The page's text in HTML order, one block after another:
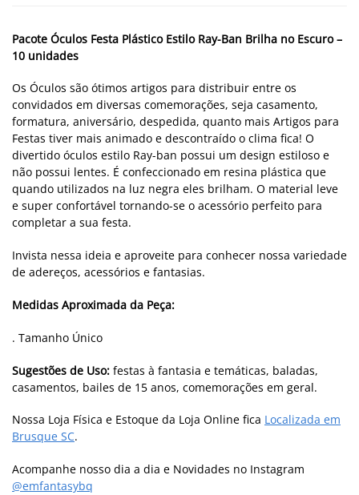
Pacote Óculos Festa Plástico Estilo Ray-Ban Brilha no Escuro –
10 unidades
Os Óculos são ótimos artigos para distribuir entre os
convidados em diversas comemorações, seja casamento,
formatura, aniversário, despedida, quanto mais Artigos para
Festas tiver mais animado e descontraído o clima fica! O
divertido óculos estilo Ray-ban possui um design estiloso e
não possui lentes. É confeccionado em resina plástica que
quando utilizados na luz negra eles brilham. O material leve
e super confortável tornando-se o acessório perfeito para
completar a sua festa.
Invista nessa ideia e aproveite para conhecer nossa variedade
de adereços, acessórios e fantasias.
Medidas Aproximada da Peça:
. Tamanho Único
Sugestões de Uso: festas à fantasia e temáticas, baladas,
casamentos, bailes de 15 anos, comemorações em geral.
Nossa Loja Física e Estoque da Loja Online fica Localizada em
Brusque SC.
Acompanhe nosso dia a dia e Novidades no Instagram
@emfantasybq